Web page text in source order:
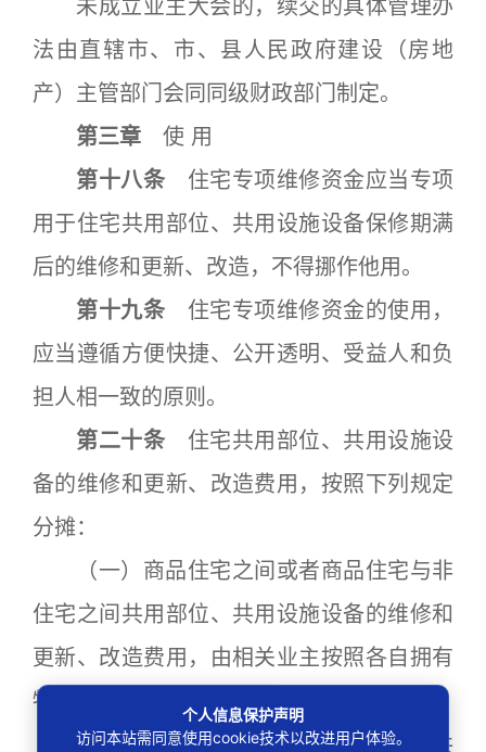
未成立业主大会的，续交的具体管理办
法由直辖市、市、县人民政府建设（房地
产）主管部门会同同级财政部门制定。
第三章 使 用
第十八条 住宅专项维修资金应当专项
用于住宅共用部位、共用设施设备保修期满
后的维修和更新、改造，不得挪作他用。
第十九条 住宅专项维修资金的使用，
应当遵循方便快捷、公开透明、受益人和负
担人相一致的原则。
第二十条 住宅共用部位、共用设施设
备的维修和更新、改造费用，按照下列规定
分摊：
（一）商品住宅之间或者商品住宅与非
住宅之间共用部位、共用设施设备的维修和
更新、改造费用，由相关业主按照各自拥有
物业建筑面积的比例分摊。
（二）售后公有住房之间共用部位、共
个人信息保护声明
访问本站需同意使用cookie技术以改进用户体验。